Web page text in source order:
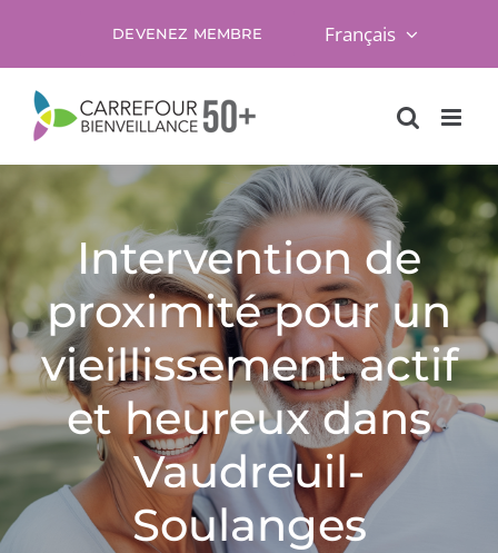
DEVENEZ MEMBRE Français
Intervention de
proximité pour un
vieillissement actif
et heureux dans
Vaudreuil-
Soulanges